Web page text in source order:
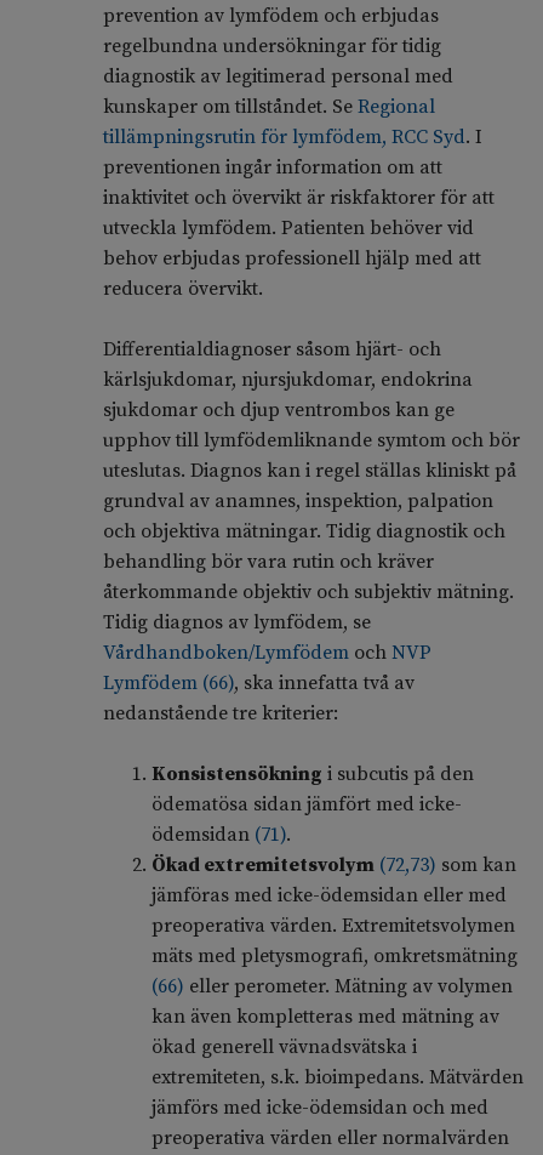
prevention av lymfödem och erbjudas
regelbundna undersökningar för tidig
diagnostik av legitimerad personal med
kunskaper om tillståndet. Se Regional
tillämpningsrutin för lymfödem, RCC Syd. I
preventionen ingår information om att
inaktivitet och övervikt är riskfaktorer för att
utveckla lymfödem. Patienten behöver vid
behov erbjudas professionell hjälp med att
reducera övervikt.
Differentialdiagnoser såsom hjärt- och
kärlsjukdomar, njursjukdomar, endokrina
sjukdomar och djup ventrombos kan ge
upphov till lymfödemliknande symtom och bör
uteslutas. Diagnos kan i regel ställas kliniskt på
grundval av anamnes, inspektion, palpation
och objektiva mätningar. Tidig diagnostik och
behandling bör vara rutin och kräver
återkommande objektiv och subjektiv mätning.
Tidig diagnos av lymfödem, se
Vårdhandboken/Lymfödemoch NVP
Lymfödem (66), ska innefatta två av
nedanstående tre kriterier:
Konsistensökning i subcutis på den
ödematösa sidan jämfört med icke-
ödemsidan (71).
Ökad extremitetsvolym (72,73) som kan
jämföras med icke-ödemsidan eller med
preoperativa värden. Extremitetsvolymen
mäts med pletysmografi, omkretsmätning
(66) eller perometer. Mätning av volymen
kan även kompletteras med mätning av
ökad generell vävnadsvätska i
extremiteten, s.k. bioimpedans. Mätvärden
jämförs med icke-ödemsidan och med
preoperativa värden eller normalvärden